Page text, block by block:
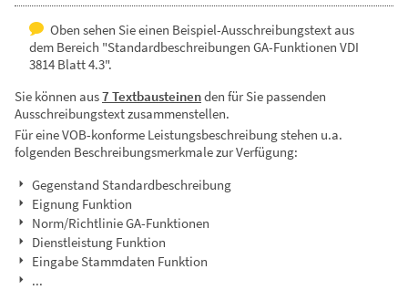
Oben sehen Sie einen Beispiel-Ausschreibungstext aus
dem Bereich "Standardbeschreibungen GA-Funktionen VDI
3814 Blatt 4.3".
Sie können aus7 Textbausteinenden für Sie passenden
Ausschreibungstext zusammenstellen.
Für eine VOB-konforme Leistungsbeschreibung stehen u.a.
folgenden Beschreibungsmerkmale zur Verfügung:
Gegenstand Standardbeschreibung
Eignung Funktion
Norm/Richtlinie GA-Funktionen
Dienstleistung Funktion
Eingabe Stammdaten Funktion
...